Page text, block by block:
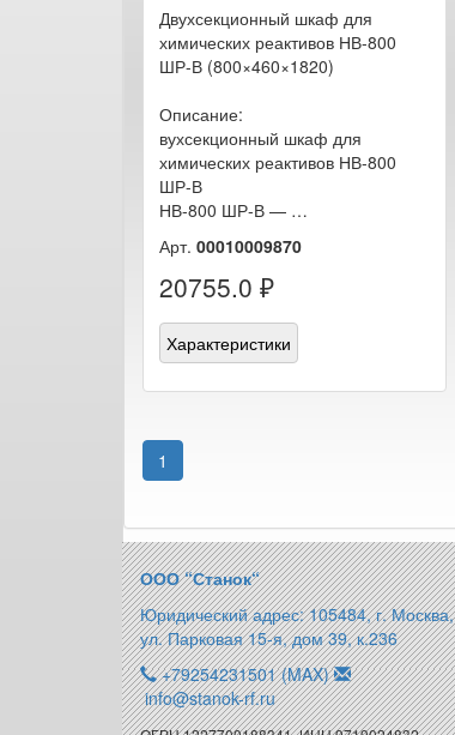
Двухсекционный шкаф для
химических реактивов НВ-800
ШР-В (800×460×1820)
Описание:
вухсекционный шкаф для
химических реактивов НВ-800
ШР-В
НВ-800 ШР-В — …
Арт. 00010009870
20755.0 ₽
Характеристики
1
ООО “Станок“
Юридический адрес: 105484, г. Москва,
ул. Парковая 15-я, дом 39, к.236
+79254231501 (MAX)
info@stanok-rf.ru